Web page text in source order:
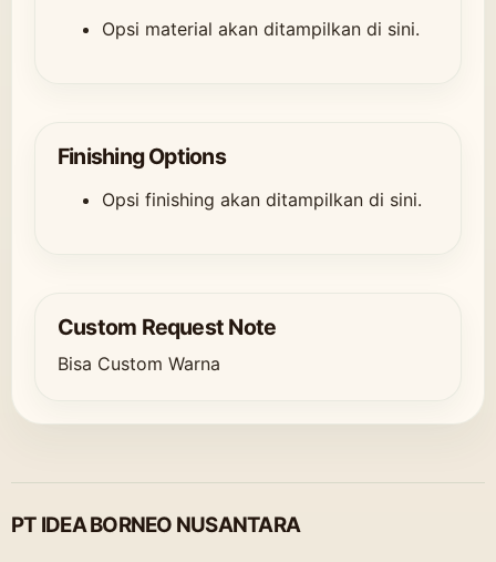
Opsi material akan ditampilkan di sini.
Finishing Options
Opsi finishing akan ditampilkan di sini.
Custom Request Note
Bisa Custom Warna
PT IDEA BORNEO NUSANTARA